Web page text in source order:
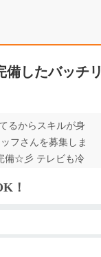
したバッチリ
るからスキルが身
フさんを募集しま
備☆彡 テレビも冷
にできる空間♪寮費
を楽しむのに最適
。ご応募をお待ち
！